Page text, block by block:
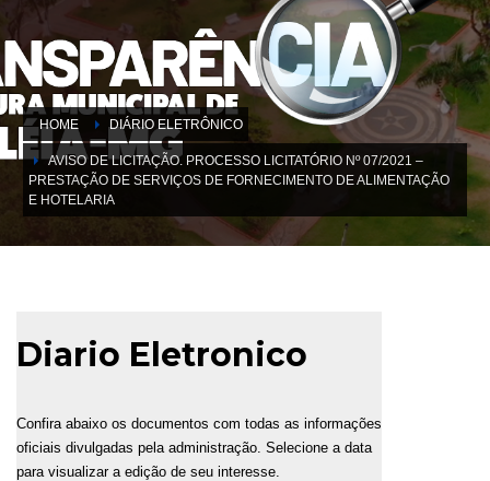
HOME DIÁRIO ELETRÔNICO
AVISO DE LICITAÇÃO. PROCESSO LICITATÓRIO Nº 07/2021 –
PRESTAÇÃO DE SERVIÇOS DE FORNECIMENTO DE ALIMENTAÇÃO
E HOTELARIA
Diario Eletronico
Confira abaixo os documentos com todas as informações
oficiais divulgadas pela administração. Selecione a data
para visualizar a edição de seu interesse.